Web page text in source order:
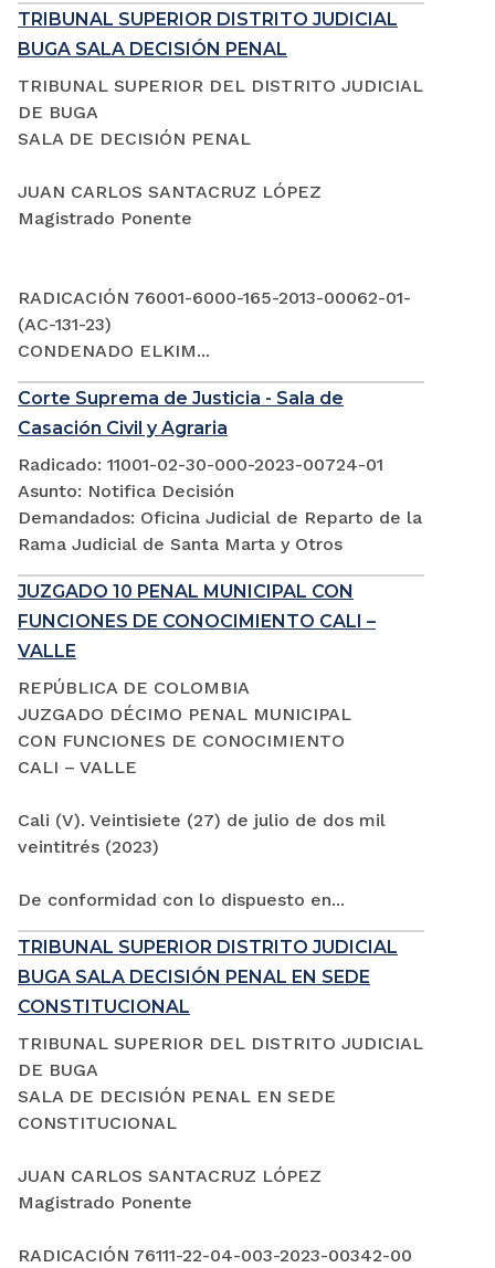
TRIBUNAL SUPERIOR DISTRITO JUDICIAL
BUGA SALA DECISIÓN PENAL
TRIBUNAL SUPERIOR DEL DISTRITO JUDICIAL
DE BUGA
SALA DE DECISIÓN PENAL
JUAN CARLOS SANTACRUZ LÓPEZ
Magistrado Ponente
RADICACIÓN 76001-6000-165-2013-00062-01-
(AC-131-23)
CONDENADO ELKIM...
Corte Suprema de Justicia - Sala de
Casación Civil y Agraria
Radicado: 11001-02-30-000-2023-00724-01
Asunto: Notifica Decisión
Demandados: Oficina Judicial de Reparto de la
Rama Judicial de Santa Marta y Otros
JUZGADO 10 PENAL MUNICIPAL CON
FUNCIONES DE CONOCIMIENTO CALI –
VALLE
REPÚBLICA DE COLOMBIA
JUZGADO DÉCIMO PENAL MUNICIPAL
CON FUNCIONES DE CONOCIMIENTO
CALI – VALLE
Cali (V). Veintisiete (27) de julio de dos mil
veintitrés (2023)
De conformidad con lo dispuesto en...
TRIBUNAL SUPERIOR DISTRITO JUDICIAL
BUGA SALA DECISIÓN PENAL EN SEDE
CONSTITUCIONAL
TRIBUNAL SUPERIOR DEL DISTRITO JUDICIAL
DE BUGA
SALA DE DECISIÓN PENAL EN SEDE
CONSTITUCIONAL
JUAN CARLOS SANTACRUZ LÓPEZ
Magistrado Ponente
RADICACIÓN 76111-22-04-003-2023-00342-00